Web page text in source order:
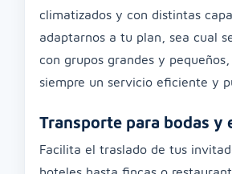
climatizados y con distintas
adaptarnos a tu plan, sea cual
con grupos grandes y
siempre un servicio eficiente y
Transporte para bodas y
Facilita el traslado de tus